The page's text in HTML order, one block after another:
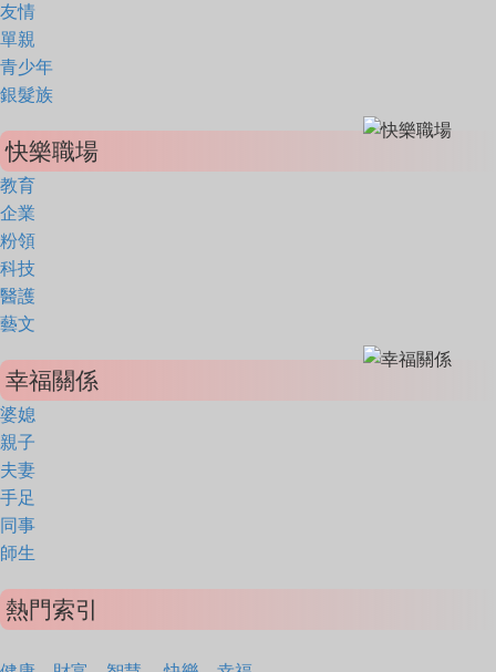
友情
單親
青少年
銀髮族
快樂職場
教育
企業
粉領
科技
醫護
藝文
幸福關係
婆媳
親子
夫妻
手足
同事
師生
熱門索引